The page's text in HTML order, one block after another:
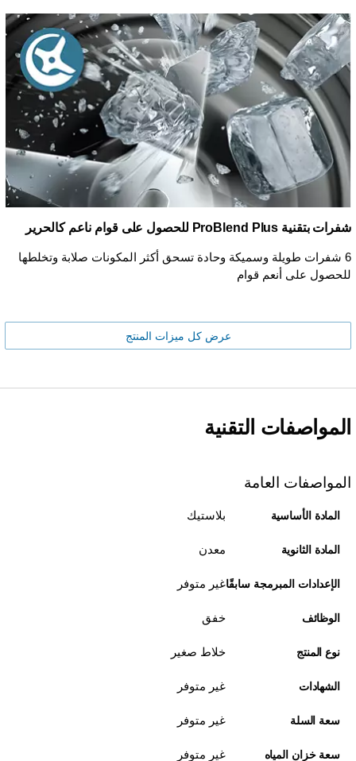
شفرات بتقنية ProBlend Plus للحصول على قوام ناعم كالحرير
6 شفرات طويلة وسميكة وحادة تسحق أكثر المكونات صلابة وتخلطها
للحصول على أنعم قوام
عرض كل ميزات المنتج
المواصفات التقنية
المواصفات العامة
المادة الأساسية بلاستيك
المادة الثانوية معدن
الإعدادات المبرمجة سابقًاغير متوفر
الوظائف خفق
نوع المنتج خلاط صغير
الشهادات غير متوفر
سعة السلة غير متوفر
سعة خزان المياه غير متوفر